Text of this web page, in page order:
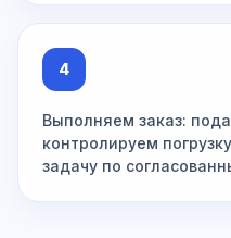
4
Выполняем заказ:
контролируем
задачу по